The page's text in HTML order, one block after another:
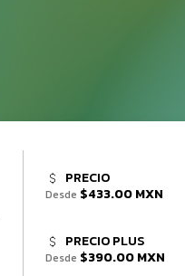
PRECIO
Desde $433.00 MXN
PRECIO PLUS
Desde $390.00 MXN